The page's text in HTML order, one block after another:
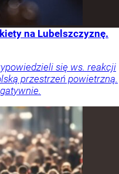
na Lubelszczyznę.
się ws. reakcji
przestrzeń powietrzną.